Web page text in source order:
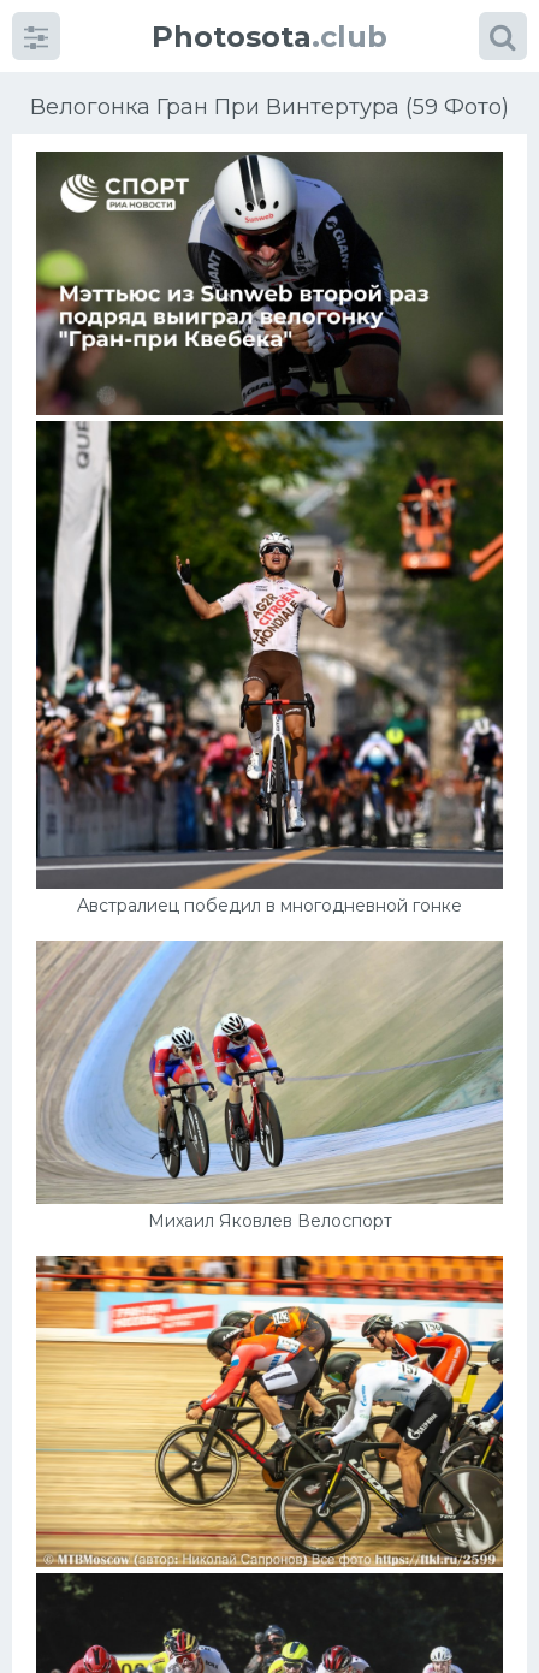
Photosota.club
Велогонка Гран При Винтертура (59 Фото)
Австралиец победил в многодневной гонке
Михаил Яковлев Велоспорт
КатегорииФото
Еще картинки...
Футбол
Баскетбол
Хоккей
Велогонки
Конькобежный спорт
Тренажеры
Интерьер квартиры